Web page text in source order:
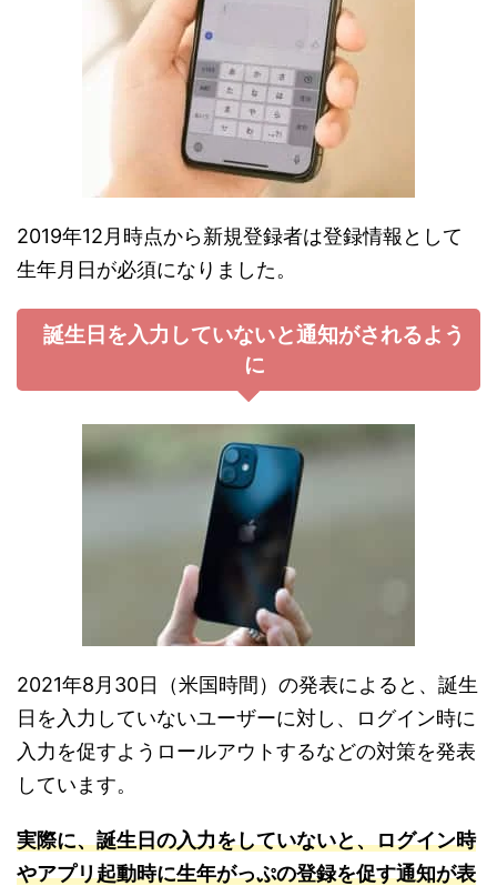
2019年12月時点から新規登録者は登録情報として
生年月日が必須になりました。
誕生日を入力していないと通知がされるよう
に
2021年8月30日（米国時間）の発表によると、誕生
日を入力していないユーザーに対し、ログイン時に
入力を促すようロールアウトするなどの対策を発表
しています。
実際に、誕生日の入力をしていないと、ログイン時
やアプリ起動時に生年がっぷの登録を促す通知が表